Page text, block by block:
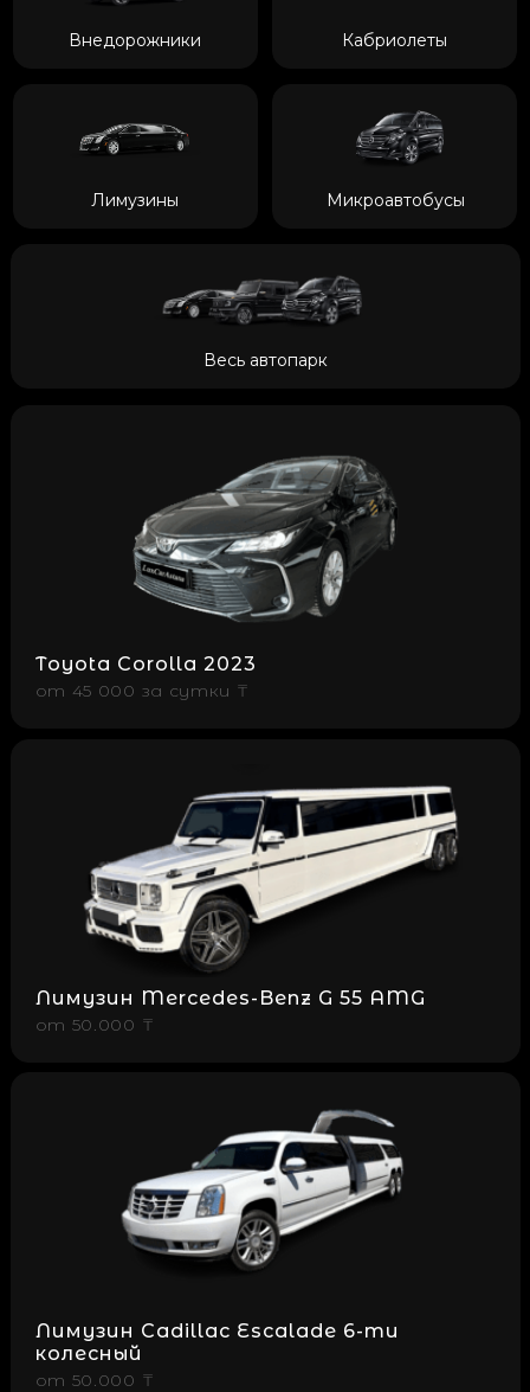
Внедорожники Кабриолеты
Лимузины Микроавтобусы
Весь автопарк
Toyota Corolla 2023
от 45 000 за cутки ₸
Лимузин Mercedes-Benz G 55 AMG
от 50.000 ₸
Лимузин Cadillac Escalade 6-ти
колесный
от 50.000 ₸